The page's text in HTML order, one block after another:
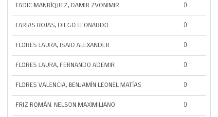
FADIC MANRÍQUEZ, DAMIR ZVONIMIR 0
FARIAS ROJAS, DIEGO LEONARDO 0
FLORES LAURA, ISAID ALEXANDER 0
FLORES LAURA, FERNANDO ADEMIR 0
FLORES VALENCIA, BENJAMÍN LEONEL MATÍAS 0
FRIZ ROMÁN, NELSON MAXIMILIANO 0